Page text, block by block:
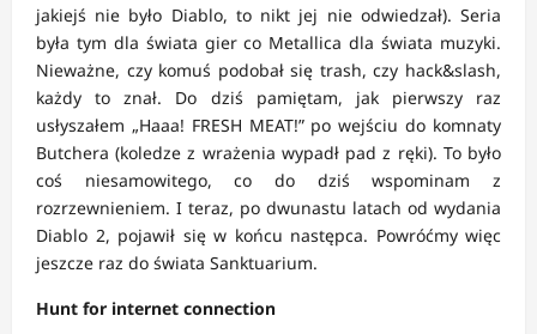
jakiejś nie było Diablo, to nikt jej nie odwiedzał). Seria
była tym dla świata gier co Metallica dla świata muzyki.
Nieważne, czy komuś podobał się trash, czy hack&slash,
każdy to znał. Do dziś pamiętam, jak pierwszy raz
usłyszałem „Haaa! FRESH MEAT!” po wejściu do komnaty
Butchera (koledze z wrażenia wypadł pad z ręki). To było
coś niesamowitego, co do dziś wspominam z
rozrzewnieniem. I teraz, po dwunastu latach od wydania
Diablo 2, pojawił się w końcu następca. Powróćmy więc
jeszcze raz do świata Sanktuarium.
Hunt for internet connection